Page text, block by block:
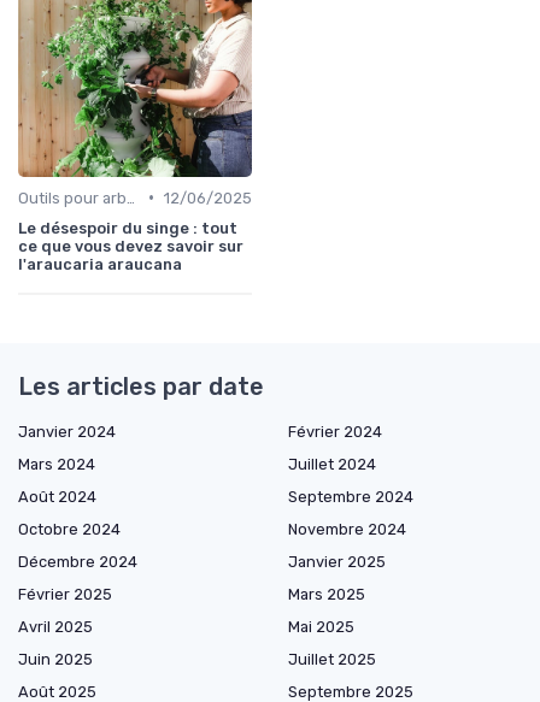
• 12/06/2025
Le désespoir du singe : tout
ce que vous devez savoir sur
l'araucaria araucana
Les articles par date
Janvier 2024
Février 2024
Mars 2024
Juillet 2024
Août 2024
Septembre 2024
Octobre 2024
Novembre 2024
Décembre 2024
Janvier 2025
Février 2025
Mars 2025
Avril 2025
Mai 2025
Juin 2025
Juillet 2025
Août 2025
Septembre 2025